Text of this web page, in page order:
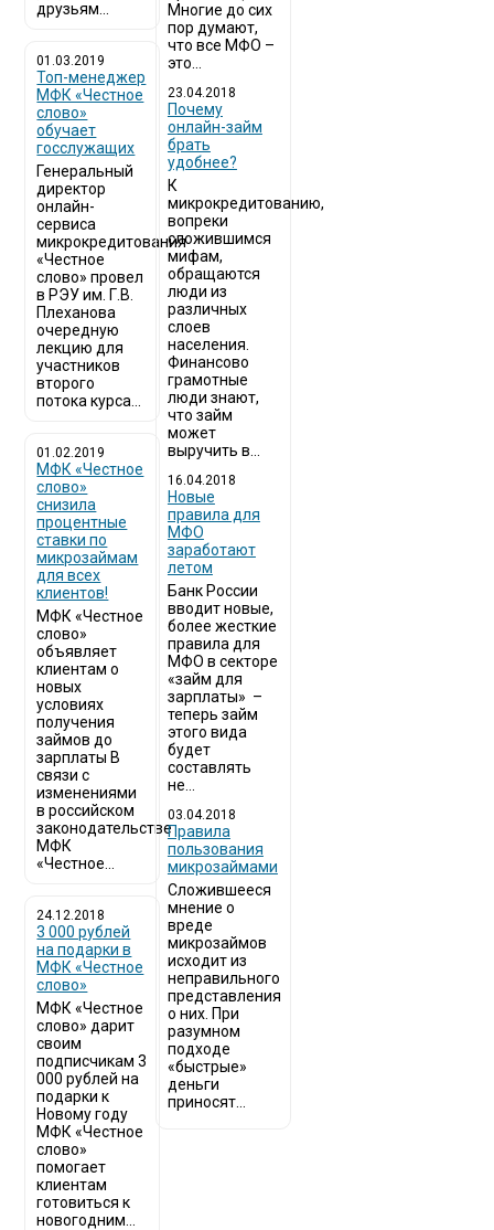
друзьям...
01.03.2019
Топ-менеджер
МФК «Честное
слово»
обучает
госслужащих
Генеральный
директор
онлайн-
сервиса
микрокредитования
«Честное
слово» провел
в РЭУ им. Г.В.
Плеханова
очередную
лекцию для
участников
второго
потока курса...
01.02.2019
МФК «Честное
слово»
снизила
процентные
ставки по
микрозаймам
для всех
клиентов!
МФК «Честное
слово»
объявляет
клиентам о
новых
условиях
получения
займов до
зарплаты В
связи с
изменениями
в российском
законодательстве
МФК
«Честное...
24.12.2018
3 000 рублей
на подарки в
МФК «Честное
слово»
МФК «Честное
слово» дарит
своим
подписчикам 3
000 рублей на
подарки к
Новому году
МФК «Честное
слово»
помогает
клиентам
готовиться к
новогодним...
Многие до сих
пор думают,
что все МФО –
это...
23.04.2018
Почему
онлайн-займ
брать
удобнее?
К
микрокредитованию,
вопреки
сложившимся
мифам,
обращаются
люди из
различных
слоев
населения.
Финансово
грамотные
люди знают,
что займ
может
выручить в...
16.04.2018
Новые
правила для
МФО
заработают
летом
Банк России
вводит новые,
более жесткие
правила для
МФО в секторе
«займ для
зарплаты» –
теперь займ
этого вида
будет
составлять
не...
03.04.2018
​Правила
пользования
микрозаймами
Сложившееся
мнение о
вреде
микрозаймов
исходит из
неправильного
представления
о них. При
разумном
подходе
«быстрые»
деньги
приносят...